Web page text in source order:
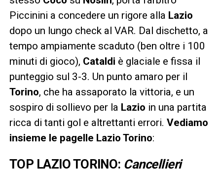
Piccinini a concedere un rigore alla Lazio
dopo un lungo check al VAR. Dal dischetto, a
tempo ampiamente scaduto (ben oltre i 100
minuti di gioco), Cataldi è glaciale e fissa il
punteggio sul 3-3. Un punto amaro per il
Torino, che ha assaporato la vittoria, e un
sospiro di sollievo per la Lazio in una partita
ricca di tanti gol e altrettanti errori. Vediamo
insieme le pagelle Lazio Torino:
TOP LAZIO TORINO: Cancellieri